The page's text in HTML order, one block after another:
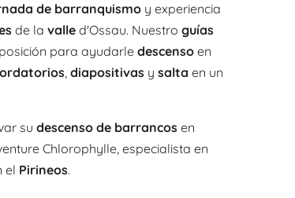
de barranquismoy experiencia
de la valled'Ossau. Nuestro guías
para ayudarledescensoen
, diapositivasy salta en un
su descenso de barrancosen
Chlorophylle, especialista en
el Pirineos.